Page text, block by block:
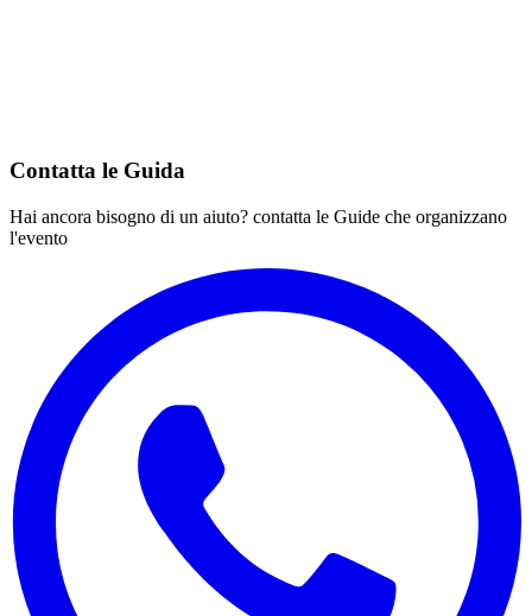
Contatta le Guida
Hai ancora bisogno di un aiuto? contatta le Guide che organizzano
l'evento